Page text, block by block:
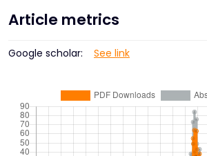
Article metrics
Google scholar: See link